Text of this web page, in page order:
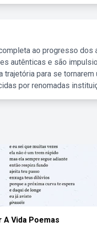
ao progresso
autênticas e são
para se
por renomadas
A Vida Poemas